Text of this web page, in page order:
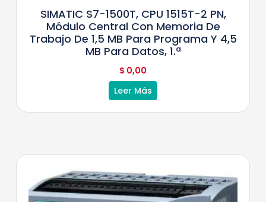
SIMATIC S7-1500T, CPU 1515T-2 PN,
Módulo Central Con Memoria De
Trabajo De 1,5 MB Para Programa Y 4,5
MB Para Datos, 1.ª
$ 0,00
Leer Más